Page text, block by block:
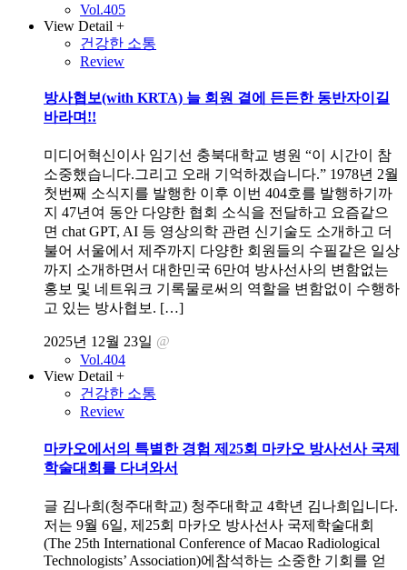
Vol.405
View Detail +
건강한 소통
Review
방사협보(with KRTA) 늘 회원 곁에 든든한 동반자이길
바라며!!
미디어혁신이사 임기선 충북대학교 병원 “이 시간이 참
소중했습니다.그리고 오래 기억하겠습니다.” 1978년 2월
첫번째 소식지를 발행한 이후 이번 404호를 발행하기까
지 47년여 동안 다양한 협회 소식을 전달하고 요즘같으
면 chat GPT, AI 등 영상의학 관련 신기술도 소개하고 더
불어 서울에서 제주까지 다양한 회원들의 수필같은 일상
까지 소개하면서 대한민국 6만여 방사선사의 변함없는
홍보 및 네트워크 기록물로써의 역할을 변함없이 수행하
고 있는 방사협보. […]
2025년 12월 23일 @
Vol.404
View Detail +
건강한 소통
Review
마카오에서의 특별한 경험 제25회 마카오 방사선사 국제
학술대회를 다녀와서
글 김나희(청주대학교) 청주대학교 4학년 김나희입니다.
저는 9월 6일, 제25회 마카오 방사선사 국제학술대회
(The 25th International Conference of Macao Radiological
Technologists’ Association)에참석하는 소중한 기회를 얻